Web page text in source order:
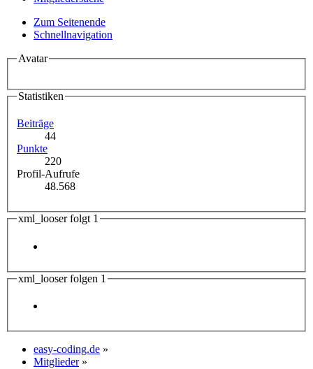
Zum Seitenende
Schnellnavigation
Avatar
Statistiken
Beiträge
44
Punkte
220
Profil-Aufrufe
48.568
xml_looser folgt 1
xml_looser folgen 1
easy-coding.de »
Mitglieder »